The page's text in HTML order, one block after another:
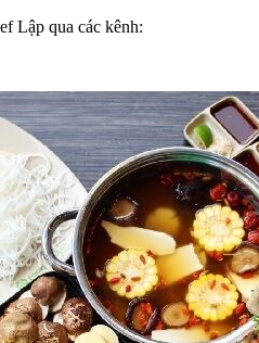
Lập qua các kênh: